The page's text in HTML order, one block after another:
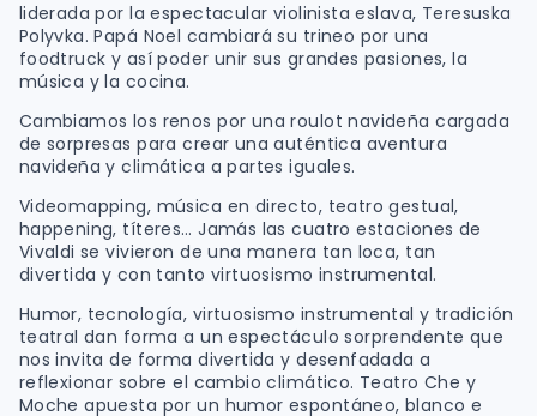
liderada por la espectacular violinista eslava, Teresuska
Polyvka. Papá Noel cambiará su trineo por una
foodtruck y así poder unir sus grandes pasiones, la
música y la cocina.
Cambiamos los renos por una roulot navideña cargada
de sorpresas para crear una auténtica aventura
navideña y climática a partes iguales.
Videomapping, música en directo, teatro gestual,
happening, títeres… Jamás las cuatro estaciones de
Vivaldi se vivieron de una manera tan loca, tan
divertida y con tanto virtuosismo instrumental.
Humor, tecnología, virtuosismo instrumental y tradición
teatral dan forma a un espectáculo sorprendente que
nos invita de forma divertida y desenfadada a
reflexionar sobre el cambio climático. Teatro Che y
Moche apuesta por un humor espontáneo, blanco e